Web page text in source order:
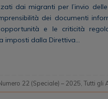
dai migranti per l’invio
dei documenti
e le criticità
imposti dalla Direttiva…
22 (Speciale) – 2025,Tutti gli